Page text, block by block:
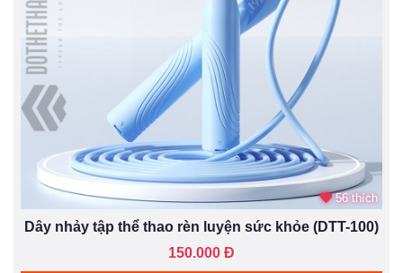
56 thích
Dây nhảy tập thể thao rèn luyện sức khỏe (DTT-100)
150.000 Đ